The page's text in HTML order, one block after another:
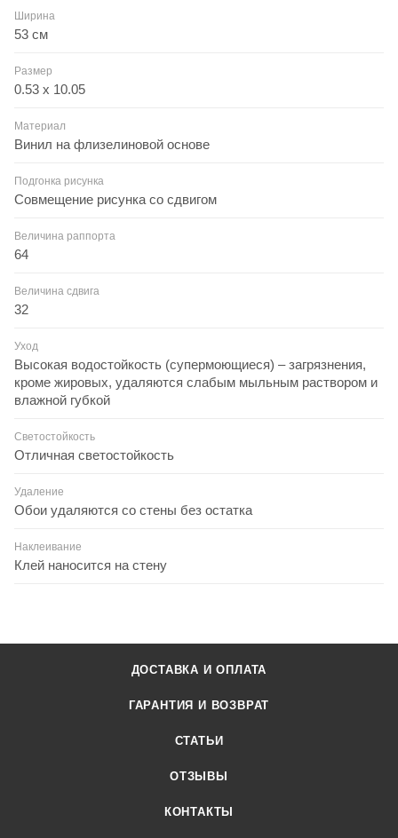
Ширина
53 см
Размер
0.53 x 10.05
Материал
Винил на флизелиновой основе
Подгонка рисунка
Совмещение рисунка со сдвигом
Величина раппорта
64
Величина сдвига
32
Уход
Высокая водостойкость (супермоющиеся) – загрязнения,
кроме жировых, удаляются слабым мыльным раствором и
влажной губкой
Светостойкость
Отличная светостойкость
Удаление
Обои удаляются со стены без остатка
Наклеивание
Клей наносится на стену
ДОСТАВКА И ОПЛАТА
ГАРАНТИЯ И ВОЗВРАТ
СТАТЬИ
ОТЗЫВЫ
КОНТАКТЫ